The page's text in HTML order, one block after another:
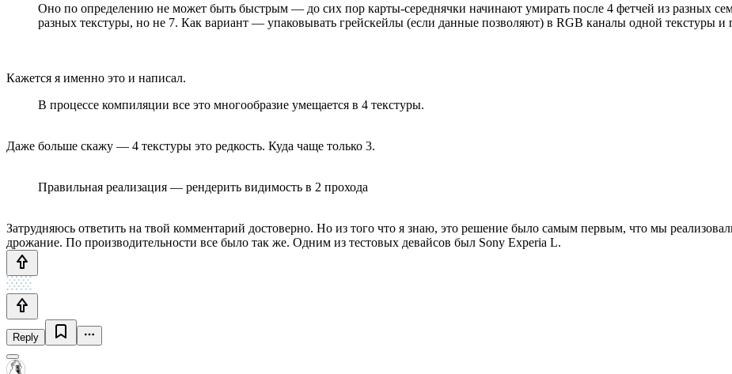
Оно по определению не может быть быстрым — до сих пор карты-середнячки начинают умирать после 4 фетчей из разных
разных текстуры, но не 7. Как вариант — упаковывать грейскейлы (если данные позволяют) в RGB каналы одной текстуры и
Кажется я именно это и написал.
В процессе компиляции все это многообразие умещается в 4 текстуры.
Даже больше скажу — 4 текстуры это редкость. Куда чаще только 3.
Правильная реализация — рендерить видимость в 2 прохода
Затрудняюсь ответить на твой комментарий достоверно. Но из того что я знаю, это решение было самым первым, что мы
дрожание. По производительности все было так же. Одним из тестовых девайсов был Sony Experia L.
Reply